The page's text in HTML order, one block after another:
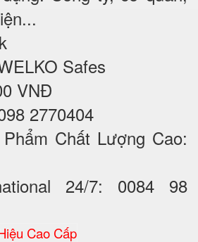
Safes
VNĐ
2770404
Chất Lượng Cao:
24/7: 0084 98